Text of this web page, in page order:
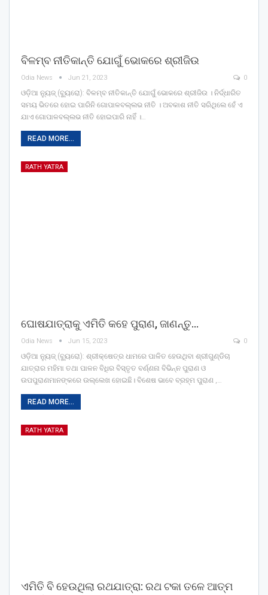
ବିଳମ୍ବ ନୀତିକାନ୍ତି ଯୋଗୁଁ ଭୋକରେ ଶ୍ରୀଜିଉ
Odia News Jun 21, 2023 0
ଓଡ଼ିଆ ନ୍ୟୁଜ୍ (ବ୍ୟୁରୋ): ବିଳମ୍ବ ନୀତିକାନ୍ତି ଯୋଗୁଁ ଭୋକରେ ଶ୍ରୀଜିଉ । ନିର୍ଦ୍ଧାରିତ
ସମୟ ଭିତରେ ହୋଇ ପାରିନି ଗୋପାଳବଲ୍ଲଭ ନୀତି । ଅବକାଶ ନୀତି ସରିଥିଲେ ହେଁ ଏ
ଯାଏ ଗୋପାଳବଲ୍ଲଭ ନୀତି ହୋଇପାରି ନାହିଁ ।…
READ MORE...
RATH YATRA
ଘୋଷଯାତ୍ରାକୁ ଏମିତି କହେ ପୁରାଣ, ଜାଣନ୍ତୁ…
Odia News Jun 15, 2023 0
ଓଡ଼ିଆ ନ୍ୟୁଜ୍ (ବ୍ୟୁରୋ): ଶ୍ରୀକ୍ଷେତ୍ର ଧାମରେ ପାଳିତ ହେଉଥିବା ଶ୍ରୀଗୁଣ୍ଡିଚା
ଯାତ୍ରାର ମହିମା ତଥା ପାଳନ ବିଧିର ବିସ୍ତୃତ ବର୍ଣ୍ଣନା ବିଭିନ୍ନ ପୁରାଣ ଓ
ଉପପୁରାଣମାନଙ୍କରେ ଉଲ୍ଲେଖ ହୋଇଛି। ବିଶେଷ ଭାବେ ବ୍ରହ୍ମ ପୁରାଣ ,…
READ MORE...
RATH YATRA
ଏମିତି ବି ହେଉଥିଲା ରଥଯାତ୍ରା: ରଥ ଟକା ତଳେ ଆତ୍ମ